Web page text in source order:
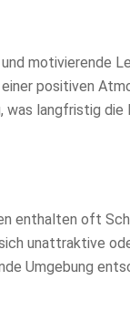
motivierende
positiven
was langfristig
enthalten oft
unattraktive
Umgebung